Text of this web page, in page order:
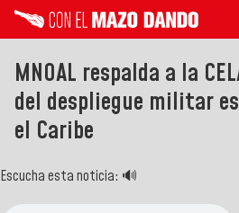
MNOAL respalda a la
del despliegue militar
el Caribe
Escucha esta noticia: 🔊